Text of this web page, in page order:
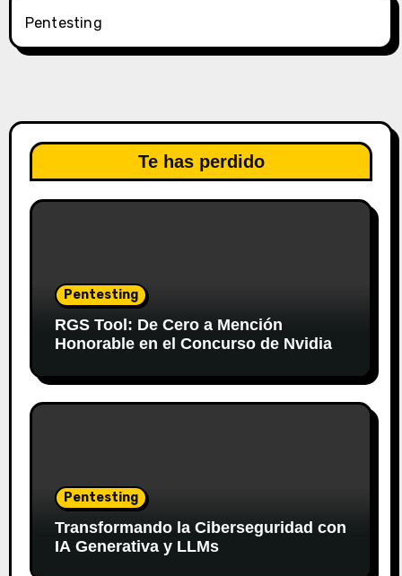
Pentesting
Te has perdido
Pentesting
RGS Tool: De Cero a Mención
Honorable en el Concurso de Nvidia
Pentesting
Transformando la Ciberseguridad con
IA Generativa y LLMs